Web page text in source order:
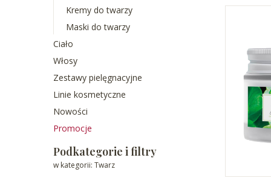
Kremy do twarzy
Maski do twarzy
Ciało
Włosy
Zestawy pielęgnacyjne
Linie kosmetyczne
Nowości
Promocje
Koniec menu
Podkategorie i filtry
w kategorii: Twarz